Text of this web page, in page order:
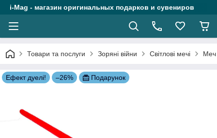
i-Mag - магазин оригинальных подарков и сувениров
Товари та послуги Зоряні війни Світлові мечі Меч
Ефект дуелі! –26% Подарунок